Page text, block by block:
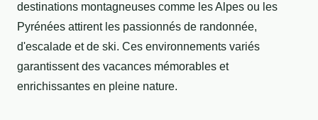
destinations montagneuses comme les Alpes ou les
Pyrénées attirent les passionnés de randonnée,
d'escalade et de ski. Ces environnements variés
garantissent des vacances mémorables et
enrichissantes en pleine nature.